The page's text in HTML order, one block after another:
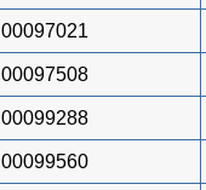
00097021
00097508
00099288
00099560